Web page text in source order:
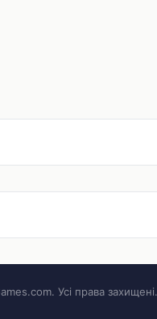
Усі права захищені.